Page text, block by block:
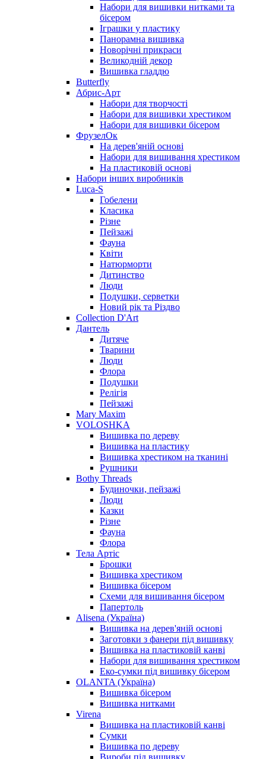
Набори для вишивки нитками та
бісером
Іграшки у пластику
Панорамна вишивка
Новорічні прикраси
Великодній декор
Вишивка гладдю
Butterfly
Абрис-Арт
Набори для творчості
Набори для вишивки хрестиком
Набори для вишивки бісером
ФрузелОк
На дерев'яній основі
Набори для вишивання хрестиком
На пластиковій основі
Набори інших виробників
Luca-S
Гобелени
Класика
Різне
Пейзажі
Фауна
Квіти
Натюрморти
Дитинство
Люди
Подушки, серветки
Новий рік та Різдво
Collection D'Art
Дантель
Дитяче
Тварини
Люди
Флора
Подушки
Релігія
Пейзажі
Mary Maxim
VOLOSHKA
Вишивка по дереву
Вишивка на пластику
Вишивка хрестиком на тканині
Рушники
Bothy Threads
Будиночки, пейзажі
Люди
Казки
Різне
Фауна
Флора
Тела Артіс
Брошки
Вишивка хрестиком
Вишивка бісером
Схеми для вишивання бісером
Папертоль
Alisena (Україна)
Вишивка на дерев'яній основі
Заготовки з фанери під вишивку
Вишивка на пластиковій канві
Набори для вишивання хрестиком
Еко-сумки під вишивку бісером
OLANTA (Україна)
Вишивка бісером
Вишивка нитками
Virena
Вишивка на пластиковій канві
Сумки
Вишивка по дереву
Вироби під вишивку